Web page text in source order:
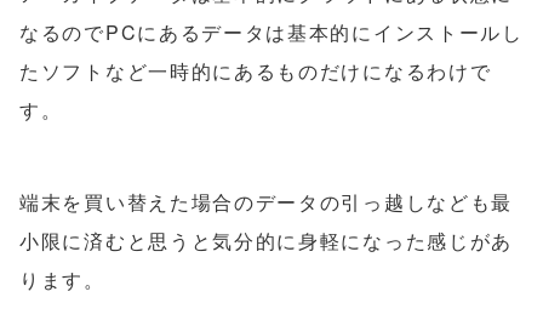
なるのでPCにあるデータは基本的にインストールし
たソフトなど一時的にあるものだけになるわけで
す。
端末を買い替えた場合のデータの引っ越しなども最
小限に済むと思うと気分的に身軽になった感じがあ
ります。